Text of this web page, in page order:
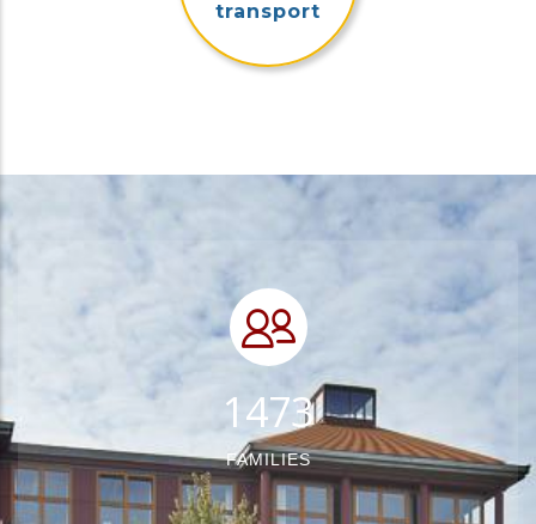
transport
1787
FAMILIES